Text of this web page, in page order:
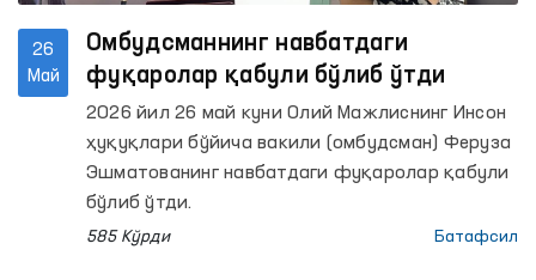
26
Май
Омбудсманнинг навбатдаги
фуқаролар қабули бўлиб ўтди
2026 йил 26 май куни Олий Мажлиснинг Инсон
ҳуқуқлари бўйича вакили (омбудсман) Феруза
Эшматованинг навбатдаги фуқаролар қабули
бўлиб ўтди.
585 Кўрди Батафсил